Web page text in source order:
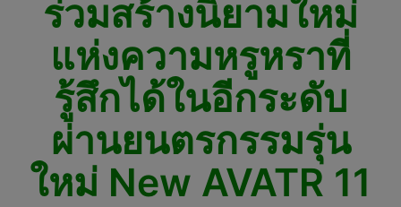
ร่วมสร้างนิยามใหม่
แห่งความหรูหราที่
รู้สึกได้ในอีกระดับ
ผ่านยนตรกรรมรุ่น
ใหม่ New AVATR 11